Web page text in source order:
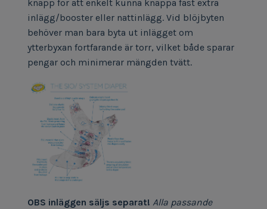
knapp för att enkelt kunna knäppa fast extra
inlägg/booster eller nattinlägg. Vid blöjbyten
behöver man bara byta ut inlägget om
ytterbyxan fortfarande är torr, vilket både sparar
pengar och minimerar mängden tvätt.
OBS inläggen säljs separat! Alla passande